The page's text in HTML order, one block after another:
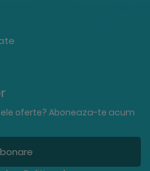
oferte? Aboneaza-te acum